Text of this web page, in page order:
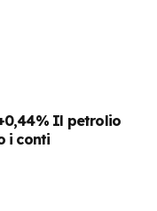
Il petrolio
i conti